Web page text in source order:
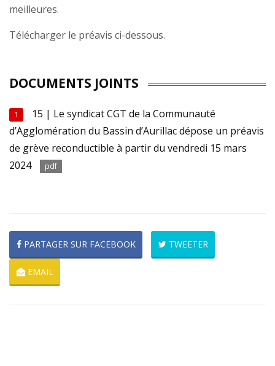
meilleures.
Télécharger le préavis ci-dessous.
DOCUMENTS JOINTS
1
15 | Le syndicat CGT de la Communauté
d’Agglomération du Bassin d’Aurillac dépose un préavis
de grève reconductible à partir du vendredi 15 mars
2024
pdf
PARTAGER SUR FACEBOOK TWEETER
EMAIL